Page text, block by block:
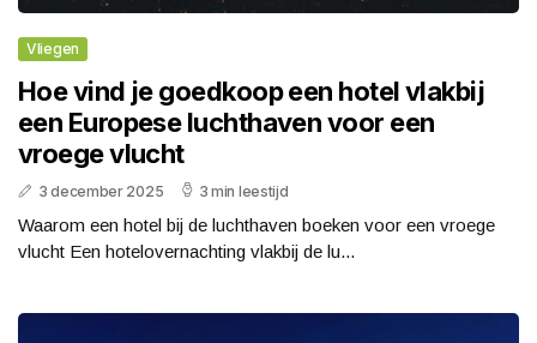
Vliegen
Hoe vind je goedkoop een hotel vlakbij
een Europese luchthaven voor een
vroege vlucht
3 december 2025 3 min leestijd
Waarom een hotel bij de luchthaven boeken voor een vroege
vlucht Een hotelovernachting vlakbij de lu...